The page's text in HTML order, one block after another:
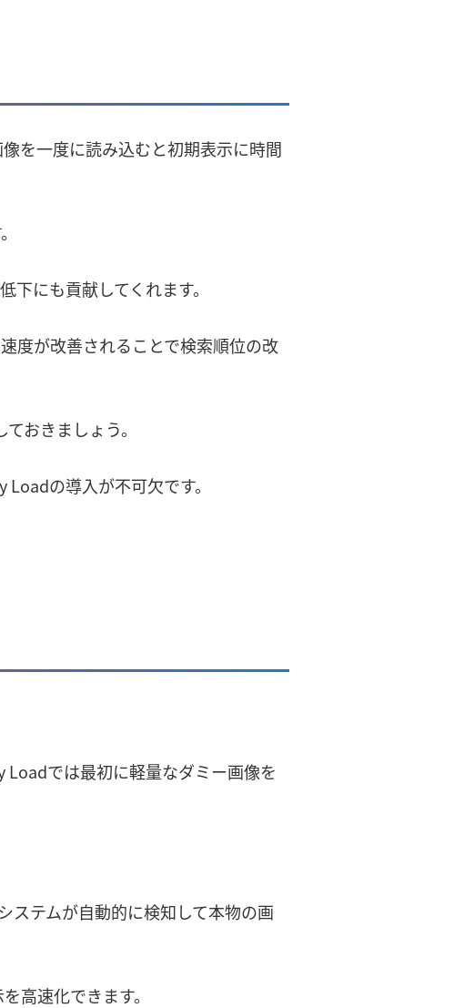
を一度に読み込むと初期表示に時間
にも貢献してくれます。
度が改善されることで検索順位の改
おきましょう。
の導入が不可欠です。
では最初に軽量なダミー画像を
ステムが自動的に検知して本物の画
高速化できます。